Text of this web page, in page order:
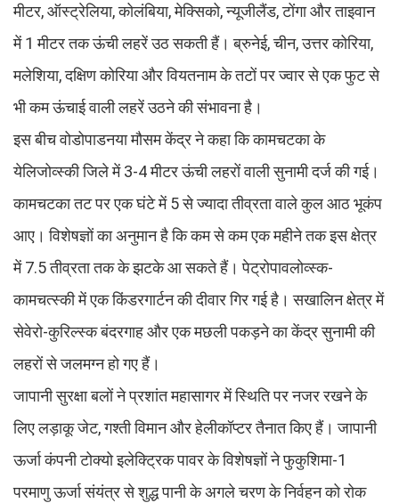
मीटर, ऑस्ट्रेलिया, कोलंबिया, मेक्सिको, न्यूजीलैंड, टोंगा और ताइवान
में 1 मीटर तक ऊंची लहरें उठ सकती हैं। ब्रुनेई, चीन, उत्तर कोरिया,
मलेशिया, दक्षिण कोरिया और वियतनाम के तटों पर ज्वार से एक फुट से
भी कम ऊंचाई वाली लहरें उठने की संभावना है।
इस बीच वोडोपाडनया मौसम केंद्र ने कहा कि कामचटका के
येलिजोव्स्की जिले में 3-4 मीटर ऊंची लहरों वाली सुनामी दर्ज की गई।
कामचटका तट पर एक घंटे में 5 से ज्यादा तीव्रता वाले कुल आठ भूकंप
आए। विशेषज्ञों का अनुमान है कि कम से कम एक महीने तक इस क्षेत्र
में 7.5 तीव्रता तक के झटके आ सकते हैं। पेट्रोपावलोव्स्क-
कामचत्स्की में एक किंडरगार्टन की दीवार गिर गई है। सखालिन क्षेत्र में
सेवेरो-कुरिल्स्क बंदरगाह और एक मछली पकड़ने का केंद्र सुनामी की
लहरों से जलमग्न हो गए हैं।
जापानी सुरक्षा बलों ने प्रशांत महासागर में स्थिति पर नजर रखने के
लिए लड़ाकू जेट, गश्ती विमान और हेलीकॉप्टर तैनात किए हैं। जापानी
ऊर्जा कंपनी टोक्यो इलेक्ट्रिक पावर के विशेषज्ञों ने फुकुशिमा-1
परमाणु ऊर्जा संयंत्र से शुद्ध पानी के अगले चरण के निर्वहन को रोक